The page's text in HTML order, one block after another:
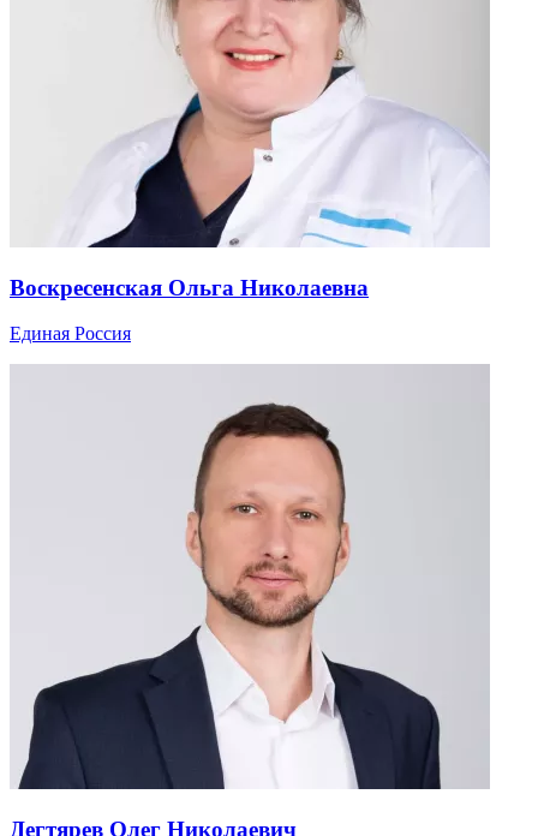
Воскресенская Ольга Николаевна
Единая Россия
Дегтярев Олег Николаевич